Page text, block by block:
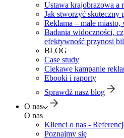
Ustawa krajobrazowa a
Jak stworzyć skuteczny
Reklama – małe
Badania widoczności,
efektywność przynosi
BLOG
Case study
Ciekawe kampanie
Ebooki i raporty
Sprawdź nasz blog
O nas
O nas
Klienci o nas -
Poznajmy się